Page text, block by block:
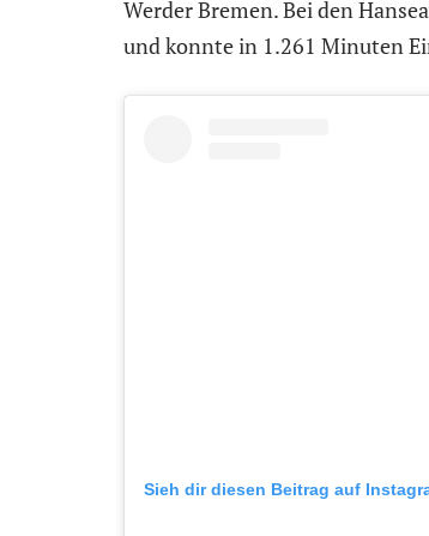
Werder Bremen. Bei den
und konnte in 1.261 Minuten
Sieh dir diesen Beitrag auf